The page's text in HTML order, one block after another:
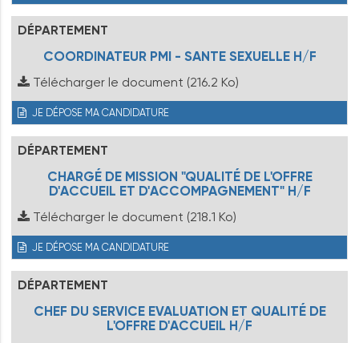
DÉPARTEMENT
COORDINATEUR PMI - SANTE SEXUELLE H/F
Télécharger le document (216.2 Ko)
JE DÉPOSE MA CANDIDATURE
DÉPARTEMENT
CHARGÉ DE MISSION "QUALITÉ DE L'OFFRE
D'ACCUEIL ET D'ACCOMPAGNEMENT" H/F
Télécharger le document (218.1 Ko)
JE DÉPOSE MA CANDIDATURE
DÉPARTEMENT
CHEF DU SERVICE EVALUATION ET QUALITÉ DE
L'OFFRE D'ACCUEIL H/F